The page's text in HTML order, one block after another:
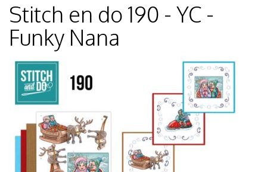
Stitch en do 190 - YC -
Funky Nana